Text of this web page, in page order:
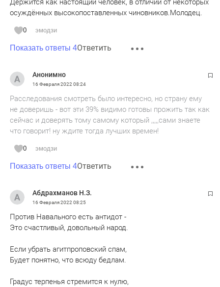
Держится как настоящий человек, в отличии от некоторых
осуждённых высокопоставленных чиновников.Молодец.
0 эмодзи
Показать ответы 4Ответить
Анонимно
16 Февраля 2022 08:24
Расследования смотреть было интересно, но страну ему
не доверишь - вот эти 39% видимо готовы прожить так как
сейчас и доверять тому самому который ,,,,,сами знаете
что говорит! ну ждите тогда лучших времен!
0 эмодзи
Показать ответы 4Ответить
Абдрахманов Н.З.
16 Февраля 2022 08:25
Против Навального есть антидот -
Это счастливый, довольный народ.
Если убрать агитпроповский спам,
Будет понятно, что всюду бедлам.
Градус терпенья стремится к нулю,